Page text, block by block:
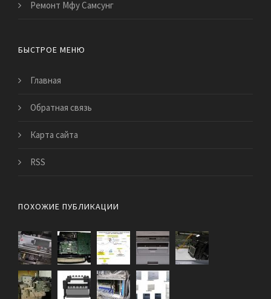
Ремонт Мфу Самсунг
БЫСТРОЕ МЕНЮ
Главная
Обратная связь
Карта сайта
RSS
ПОХОЖИЕ ПУБЛИКАЦИИ